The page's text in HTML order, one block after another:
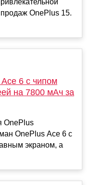
OnePlus 15.
6 с чипом
на 7800 мАч за
OnePlus
OnePlus Ace 6 с
экраном, а